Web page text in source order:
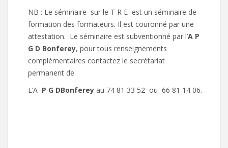
NB : Le séminaire sur le T R E est un séminaire de
formation des formateurs. Il est couronné par une
attestation. Le séminaire est subventionné par l’A P
G D Bonferey, pour tous renseignements
complémentaires contactez le secrétariat
permanent de
L’A P G DBonferey au 74 81 33 52 ou 66 81 14 06.